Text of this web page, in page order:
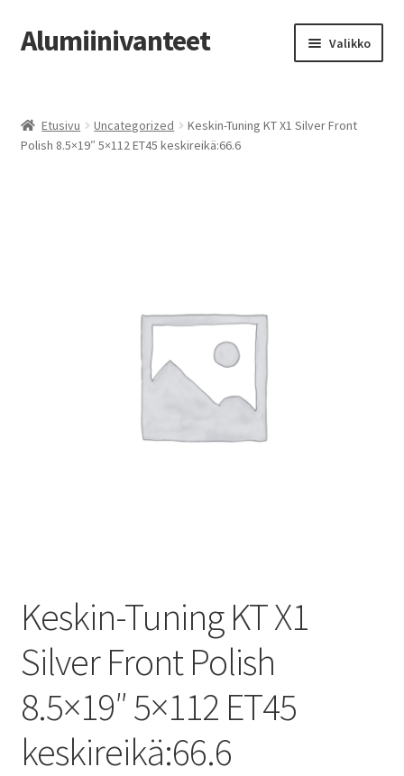
Siirry
navigointiin
Siirry
sisältöön
Alumiinivanteet Valikko
Kauppa
Etusivu Uncategorized
Keskin-Tuning KT X1 Silver Front
Polish 8.5×19″ 5×112 ET45 keskireikä:66.6
Keskin-Tuning KT X1
Silver Front Polish
8.5×19″ 5×112 ET45
keskireikä:66.6